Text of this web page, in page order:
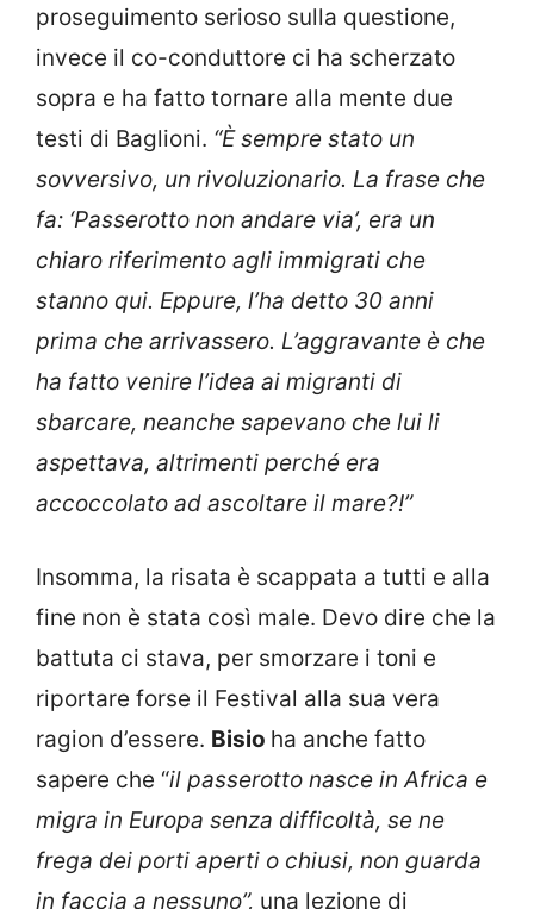
proseguimento serioso sulla questione,
invece il co-conduttore ci ha scherzato
sopra e ha fatto tornare alla mente due
testi di Baglioni. “È sempre stato un
sovversivo, un rivoluzionario. La frase che
fa: ‘Passerotto non andare via’, era un
chiaro riferimento agli immigrati che
stanno qui. Eppure, l’ha detto 30 anni
prima che arrivassero. L’aggravante è che
ha fatto venire l’idea ai migranti di
sbarcare, neanche sapevano che lui li
aspettava, altrimenti perché era
accoccolato ad ascoltare il mare?!”
Insomma, la risata è scappata a tutti e alla
fine non è stata così male. Devo dire che la
battuta ci stava, per smorzare i toni e
riportare forse il Festival alla sua vera
ragion d’essere. Bisio ha anche fatto
sapere che “il passerotto nasce in Africa e
migra in Europa senza difficoltà, se ne
frega dei porti aperti o chiusi, non guarda
in faccia a nessuno”, una lezione di